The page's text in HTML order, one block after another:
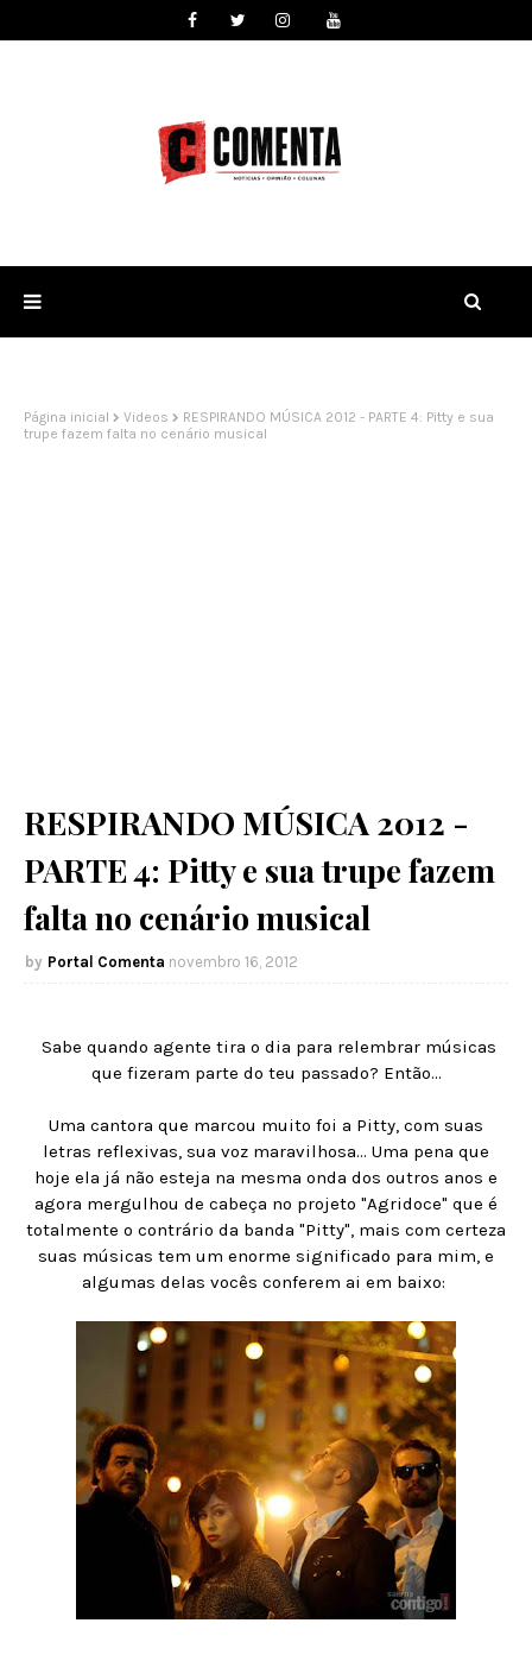
Página inicial Videos
RESPIRANDO MÚSICA 2012 - PARTE 4: Pitty e sua
trupe fazem falta no cenário musical
RESPIRANDO MÚSICA 2012 -
PARTE 4: Pitty e sua trupe fazem
falta no cenário musical
Portal Comenta novembro 16, 2012
Sabe quando agente tira o dia para relembrar músicas
que fizeram parte do teu passado? Então...
Uma cantora que marcou muito foi a Pitty, com suas
letras reflexivas, sua voz maravilhosa... Uma pena que
hoje ela já não esteja na mesma onda dos outros anos e
agora mergulhou de cabeça no projeto "Agridoce" que é
totalmente o contrário da banda "Pitty", mais com certeza
suas músicas tem um enorme significado para mim, e
algumas delas vocês conferem ai em baixo: